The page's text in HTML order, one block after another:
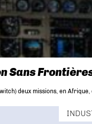
Sans
deux missions, en Afrique,